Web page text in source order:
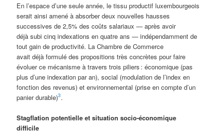
En l’espace d’une seule année, le tissu productif luxembourgeois
serait ainsi amené à absorber deux nouvelles hausses
successives de 2,5% des coûts salariaux — après avoir
déjà subi cinq indexations en quatre ans — indépendamment de
tout gain de productivité. La Chambre de Commerce
avait déjà formulé des propositions très concrètes pour faire
évoluer ce mécanisme à travers trois piliers : économique (pas
plus d’une indexation par an), social (modulation de l’index en
fonction des revenus) et environnemental (prise en compte d’un
panier durable)3.
Stagflation potentielle et situation socio-économique
difficile